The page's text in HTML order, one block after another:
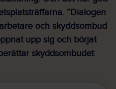
”Dialogen
och skyddsombud
upp sig och börjat
skyddsombudet